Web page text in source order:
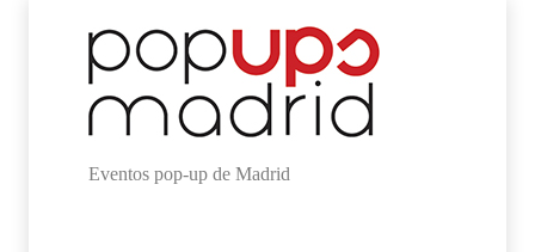
Eventos pop-up de Madrid